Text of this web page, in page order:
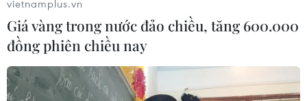
vietnamplus.vn
Giá vàng trong nước đảo chiều, tăng 600.000
đồng phiên chiều nay